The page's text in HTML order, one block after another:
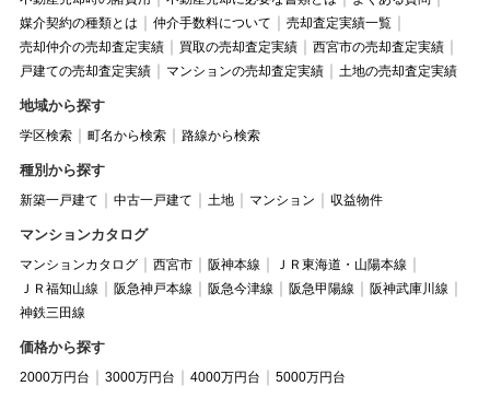
媒介契約の種類とは
仲介手数料について
売却査定実績一覧
売却仲介の売却査定実績
買取の売却査定実績
西宮市の売却査定実績
戸建ての売却査定実績
マンションの売却査定実績 土地の売却査定実績
地域から探す
学区検索 町名から検索 路線から検索
種別から探す
新築一戸建て 中古一戸建て 土地 マンション 収益物件
マンションカタログ
マンションカタログ 西宮市 阪神本線
ＪＲ東海道・山陽本線
ＪＲ福知山線
阪急神戸本線 阪急今津線 阪急甲陽線
阪神武庫川線
神鉄三田線
価格から探す
2000万円台 3000万円台 4000万円台 5000万円台